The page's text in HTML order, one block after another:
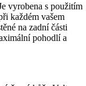
vyrobena s použitím
každém vašem
na zadní části
pohodlí a